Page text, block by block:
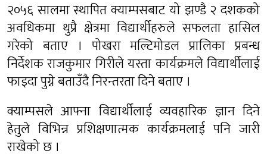
२०५६ सालमा स्थापित क्याम्पसबाट यो झण्डै २ दशकको
अवधिकमा थुप्रै क्षेत्रमा विद्यार्थीहरुले सफलता हासिल
गरेको बताए । पोखरा मल्टिमोडल प्रालिका प्रबन्ध
निर्देशक राजकुमार गिरीले यस्ता कार्यक्रमले विद्यार्थीलाई
फाइदा पुग्ने बताउँदै निरन्तरता दिने बताए ।
क्याम्पसले आफ्ना विद्यार्थीलाई व्यवहारिक ज्ञान दिने
हेतुले विभिन्न प्रशिक्षणात्मक कार्यक्रमलाई पनि जारी
राखेको छ ।